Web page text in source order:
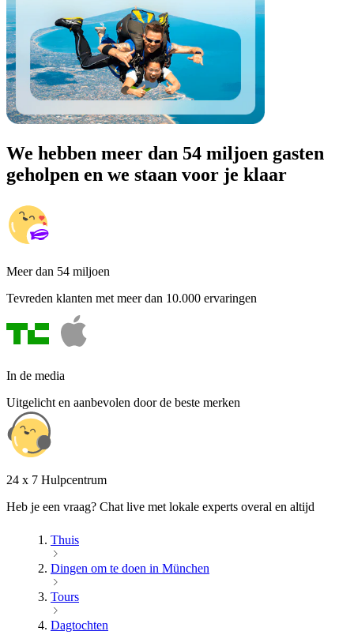
We hebben meer dan 54 miljoen gasten
geholpen en we staan voor je klaar
Meer dan 54 miljoen
Tevreden klanten met meer dan 10.000 ervaringen
In de media
Uitgelicht en aanbevolen door de beste merken
24 x 7 Hulpcentrum
Heb je een vraag? Chat live met lokale experts overal en altijd
Thuis
Dingen om te doen in München
Tours
Dagtochten